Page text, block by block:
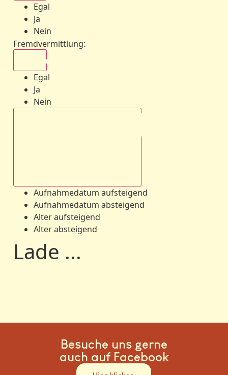
Egal
Ja
Nein
Fremdvermittlung:
Egal
Ja
Nein
Aufnahmedatum aufsteigend
Aufnahmedatum absteigend
Alter aufsteigend
Alter absteigend
Lade ...
Besuche uns gerne
auch auf Facebook